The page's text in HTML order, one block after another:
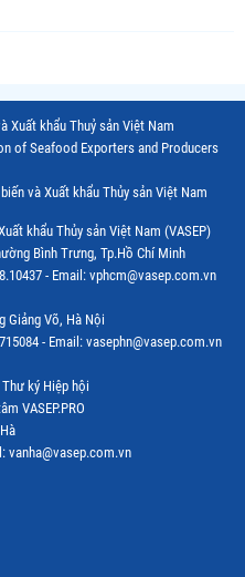
Xuất khẩu Thuỷ sản Việt Nam
of Seafood Exporters and Producers
và Xuất khẩu Thủy sản Việt Nam
khẩu Thủy sản Việt Nam (VASEP)
Bình Trưng, Tp.Hồ Chí Minh
- Email: vphcm@vasep.com.vn
Giảng Võ, Hà Nội
- Email: vasephn@vasep.com.vn
ký Hiệp hội
VASEP.PRO
vanha@vasep.com.vn